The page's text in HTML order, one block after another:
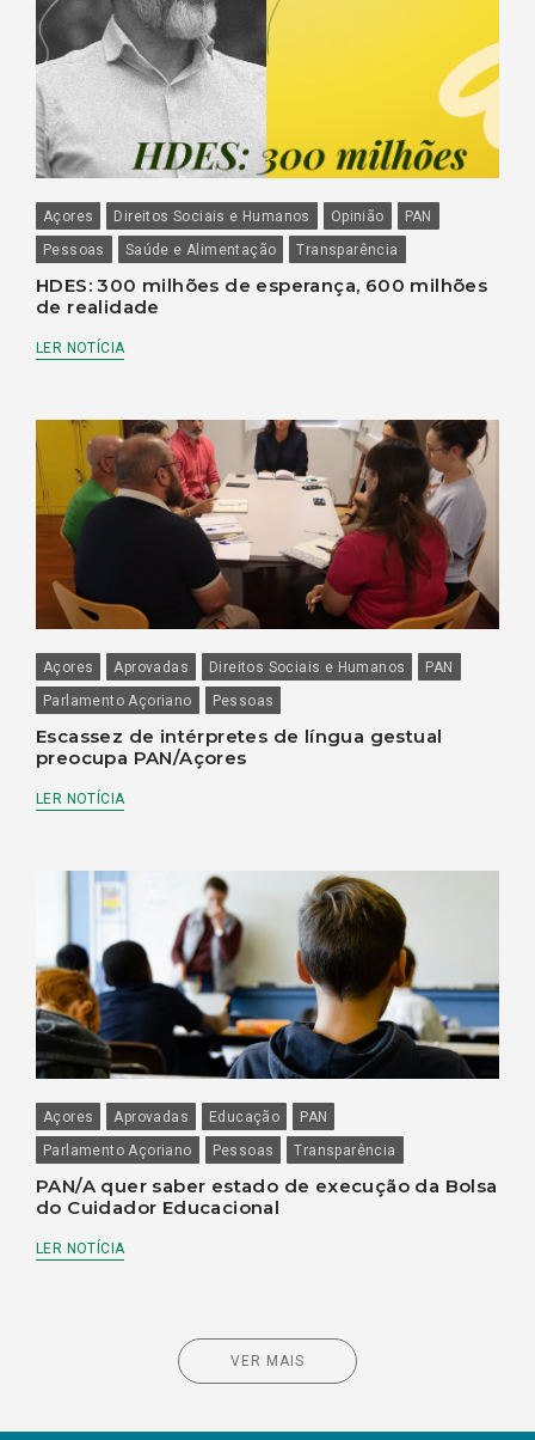
Açores Direitos Sociais e Humanos Opinião
PAN
Pessoas
Saúde e Alimentação Transparência
HDES: 300 milhões de esperança, 600 milhões
de realidade
LER NOTÍCIA
Açores Aprovadas Direitos Sociais e Humanos
PAN
Parlamento Açoriano
Pessoas
Escassez de intérpretes de língua gestual
preocupa PAN/Açores
LER NOTÍCIA
Açores Aprovadas Educação
PAN
Parlamento Açoriano
Pessoas Transparência
PAN/A quer saber estado de execução da Bolsa
do Cuidador Educacional
LER NOTÍCIA
VER MAIS